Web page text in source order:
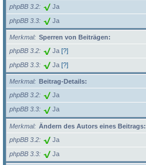
phpBB 3.2
Ja
phpBB 3.3 Ja
Merkmal
Sperren von Beiträgen:
phpBB 3.2
Ja [?]
phpBB 3.3 Ja [?]
Merkmal
Beitrag-Details:
phpBB 3.2
Ja
phpBB 3.3 Ja
Merkmal
Ändern des Autors eines Beitrags:
phpBB 3.2
Ja
phpBB 3.3 Ja